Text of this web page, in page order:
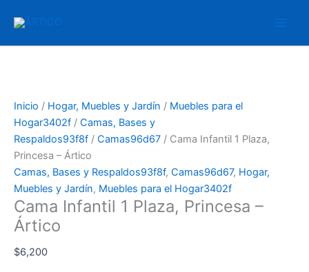
Inicio / Hogar, Muebles y Jardín / Muebles para el
Hogar3402f / Camas, Bases y
Respaldos93f8f / Camas96d67 / Cama Infantil 1 Plaza,
Princesa – Ártico
Camas, Bases y Respaldos93f8f, Camas96d67, Hogar,
Muebles y Jardín, Muebles para el Hogar3402f
Cama Infantil 1 Plaza, Princesa –
Ártico
$6,200
Infantil
Ártico
cantidad